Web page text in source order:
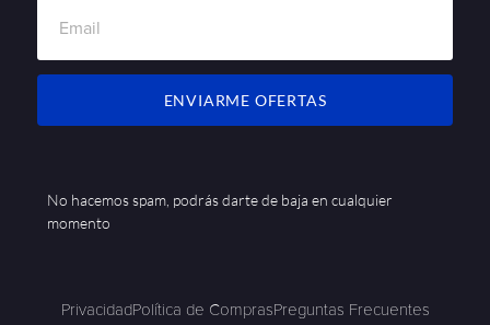
ENVIARME OFERTAS
No hacemos spam, podrás darte de baja en cualquier
momento
PrivacidadPolítica de ComprasPreguntas Frecuentes